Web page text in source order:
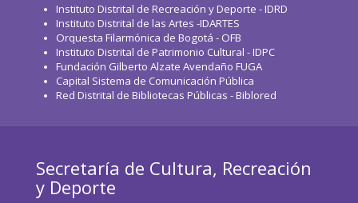
Instituto Distrital de Recreación y Deporte - IDRD
Instituto Distrital de las Artes -IDARTES
Orquesta Filarmónica de Bogotá - OFB
Instituto Distrital de Patrimonio Cultural - IDPC
Fundación Gilberto Alzate Avendaño FUGA
Capital Sistema de Comunicación Pública
Red Distrital de Bibliotecas Públicas - Biblored
Secretaría de Cultura, Recreación
y Deporte